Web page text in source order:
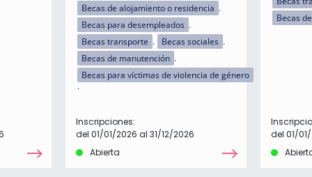
Becas de alojamiento o residencia
Becas para desempleados
Becas transporte
Becas sociales
Becas de manutención
Becas para víctimas de violencia de género
Inscripciones:
del 01/01/2026 al 31/12/2026
Abierta
Becas
del 01/